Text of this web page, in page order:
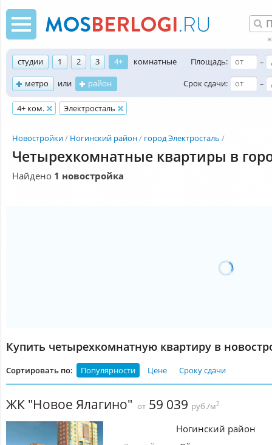
студии 1 2 3 4+
комнатные
метро
или район
Площадь:
–
Срок сдачи:
–
4+ ком. Электросталь
Новостройки Ногинский район город Электросталь
Четырехкомнатные квартиры в
Найдено 1 новостройка
Купить четырехкомнатную квартиру в
Сортировать по: Популярности Цене Сроку сдачи
ЖК "Новое Ялагино" от 59 039 руб./м2
Ногинский район